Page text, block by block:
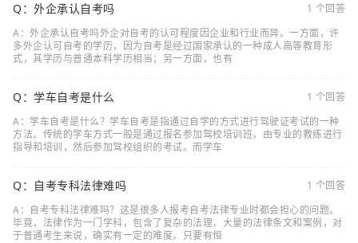
Q：外企承认自考吗
1 个回答
A：外企承认自考吗外企对自考的认可程度因企业和行业而异。一方面，许
多外企认可自考的学历，因为自考是经过国家承认的一种成人高等教育形
式，其学历与普通本科学历相当；另一方面，也有
Q：学车自考是什么
1 个回答
A：学车自考是什么？学车自考是指通过自学的方式进行驾驶证考试的一种
方法。传统的学车方式一般是通过报名参加驾校培训班，由专业的教练进行
指导和培训，然后参加驾校组织的考试。而学车
Q：自考专科法律难吗
1 个回答
A：自考专科法律难吗？这是很多人报考自考法律专业时都会担心的问题。
毕竟，法律作为一门学科，包含了复杂的法理、大量的法律条文和案例，对
于普通考生来说，确实有一定的难度。只要有恒